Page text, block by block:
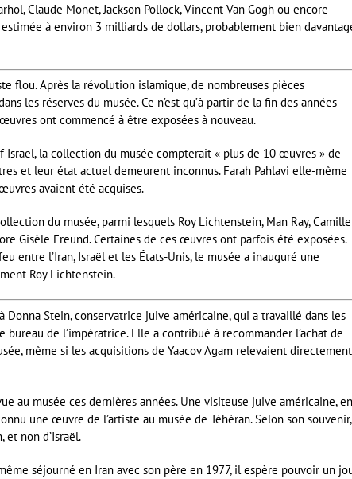
Claude Monet, Jackson Pollock, Vincent Van Gogh ou encore
à environ 3 milliards de dollars, probablement bien
flou. Après la révolution islamique, de nombreuses pièces
les réserves du musée. Ce n’est qu’à partir de la fin des années
ont commencé à être exposées à nouveau.
la collection du musée compterait « plus de 10 œuvres » de
et leur état actuel demeurent inconnus. Farah Pahlavi elle-même
avaient été acquises.
du musée, parmi lesquels Roy Lichtenstein, Man Ray, Camille
Gisèle Freund. Certaines de ces œuvres ont parfois été exposées.
entre l’Iran, Israël et les États-Unis, le musée a inauguré une
Roy Lichtenstein.
Stein, conservatrice juive américaine, qui a travaillé dans les
de l’impératrice. Elle a contribué à recommander l’achat de
même si les acquisitions de Yaacov Agam relevaient directement
au musée ces dernières années. Une visiteuse juive américaine, en
une œuvre de l’artiste au musée de Téhéran. Selon son souvenir,
et non d’Israël.
séjourné en Iran avec son père en 1977, il espère pouvoir un